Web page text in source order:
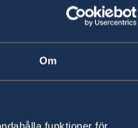
Om
IN ALBANIA,
UM2023/30292/